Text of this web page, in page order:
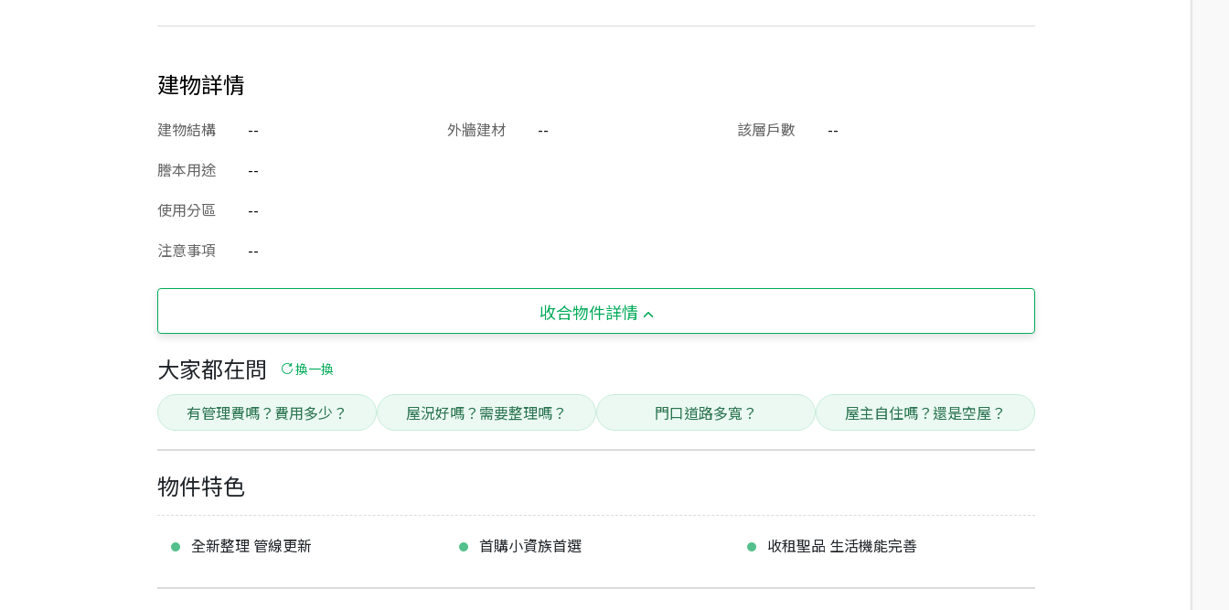
建物詳情
建物結構 -- 外牆建材 -- 該層戶數
--
謄本用途
--
使用分區
--
注意事項
--
收合物件詳情
大家都在問 換一換
有管理費嗎？費用多少？ 屋況好嗎？需要整理嗎？ 門口道路多寬？ 屋主自住嗎？還是空屋？
物件特色
全新整理 管線更新 首購小資族首選 收租聖品 生活機能完善